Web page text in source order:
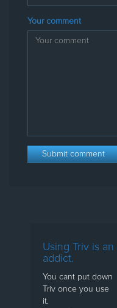
Your comment
Using Triv is an
addict.
You cant put down
Triv once you use
it.